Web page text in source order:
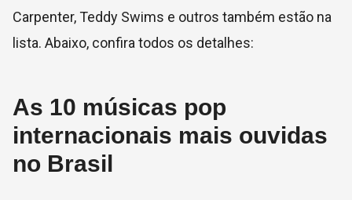
Carpenter, Teddy Swims e outros também estão na
lista. Abaixo, confira todos os detalhes:
As 10 músicas pop
internacionais mais ouvidas
no Brasil